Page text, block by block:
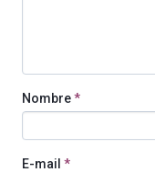
Nombre*
E-mail *